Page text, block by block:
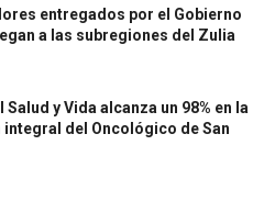
entregados por el Gobierno
a las subregiones del Zulia
Salud y Vida alcanza un 98% en la
del Oncológico de San